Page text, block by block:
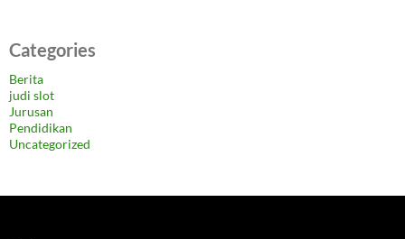
Categories
Berita
judi slot
Jurusan
Pendidikan
Uncategorized